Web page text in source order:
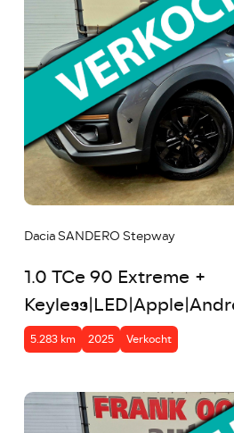
Dacia SANDERO Stepway
1.0 TCe 90 Extreme +
5.283 km 2025 Verkocht